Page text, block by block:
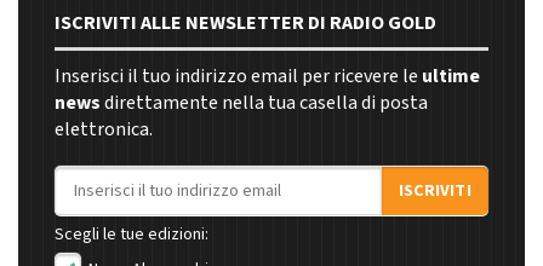
ISCRIVITI ALLE NEWSLETTER DI RADIO GOLD
Inserisci il tuo indirizzo email per ricevere le ultime
newsdirettamente nella tua casella di posta
elettronica.
Indirizzo email
ISCRIVITI
Scegli le tue edizioni: